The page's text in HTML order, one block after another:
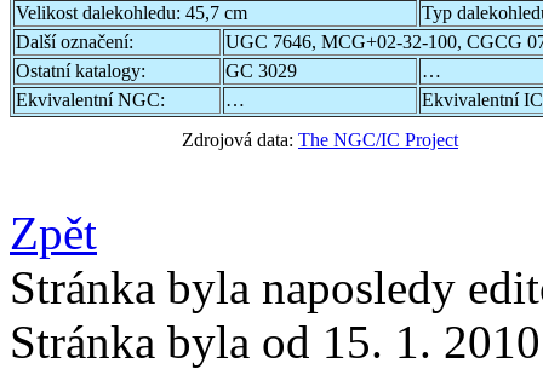
Velikost dalekohledu: 45,7 cm
Typ
Další označení:
UGC 7646, MCG+02-32-100, CGCG
Ostatní katalogy:
GC 3029
…
Ekvivalentní NGC:
…
Ekvivalentní
Zdrojová data: The NGC/IC Project
Zpět
Stránka byla naposledy
Stránka byla od 15. 1.